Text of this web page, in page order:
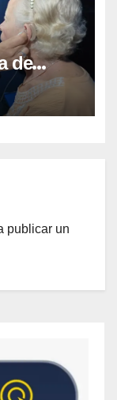
de
de
publicar un